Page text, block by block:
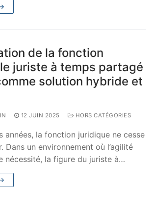
de la fonction
juriste à temps partagé
solution hybride et
12 JUIN 2025 HORS CATÉGORIES
années, la fonction juridique ne cesse
Dans un environnement où l’agilité
nécessité, la figure du juriste à…